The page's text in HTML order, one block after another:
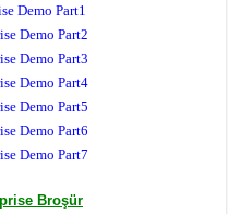
Demo Part1
Demo Part2
Demo Part3
Demo Part4
Demo Part5
Demo Part6
Demo Part7
Broşür